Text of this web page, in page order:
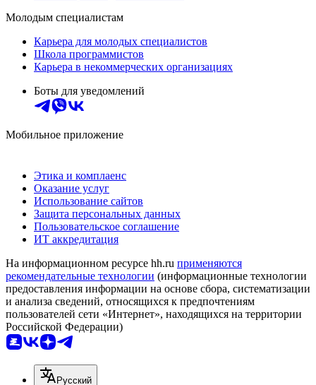
Молодым специалистам
Карьера для молодых специалистов
Школа программистов
Карьера в некоммерческих организациях
Боты для уведомлений
Мобильное приложение
Этика и комплаенс
Оказание услуг
Использование сайтов
Защита персональных данных
Пользовательское соглашение
ИТ аккредитация
На информационном ресурсе hh.ru применяются
рекомендательные технологии (информационные технологии
предоставления информации на основе сбора, систематизации
и анализа сведений, относящихся к предпочтениям
пользователей сети «Интернет», находящихся на территории
Российской Федерации)
Русский